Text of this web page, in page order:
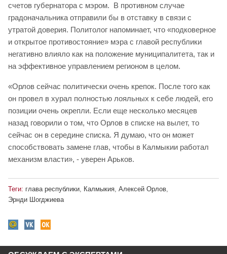
счетов губернатора с мэром. В противном случае
градоначальника отправили бы в отставку в связи с
утратой доверия. Политолог напоминает, что «подковерное
и открытое противостояние» мэра с главой республики
негативно влияло как на положение муниципалитета, так и
на эффективное управлением регионом в целом.
«Орлов сейчас политически очень крепок. После того как
он провел в хурал полностью лояльных к себе людей, его
позиции очень окрепли. Если еще несколько месяцев
назад говорили о том, что Орлов в списке на вылет, то
сейчас он в середине списка. Я думаю, что он может
способствовать замене глав, чтобы в Калмыкии работал
механизм власти», - уверен Арьков.
Теги: глава республики, Калмыкия, Алексей Орлов,
Эрнди Шогджиева